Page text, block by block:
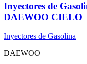
Inyectores de
DAEWOO CIELO
Inyectores de Gasolina
DAEWOO